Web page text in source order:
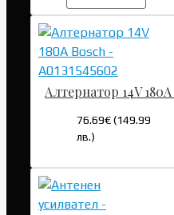
Алтернатор 14V
76.69€ (149.99
лв.)